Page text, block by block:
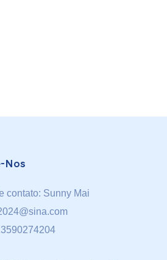
Nos
contato: Sunny Mai